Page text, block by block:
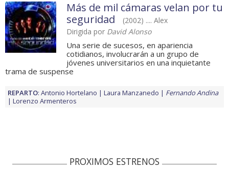
Más de mil cámaras velan por tu
seguridad
(2002) .... Alex
Dirigida por David Alonso
Una serie de sucesos, en apariencia
cotidianos, involucrarán a un grupo de
jóvenes universitarios en una inquietante
trama de suspense
REPARTO: Antonio Hortelano Laura Manzanedo
Fernando Andina
Lorenzo Armenteros
PROXIMOS ESTRENOS